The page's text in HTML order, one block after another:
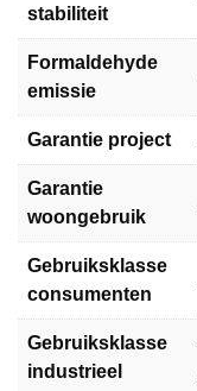
stabiliteit
Formaldehyde
emissie
Garantie project
Garantie
woongebruik
Gebruiksklasse
consumenten
Gebruiksklasse
industrieel